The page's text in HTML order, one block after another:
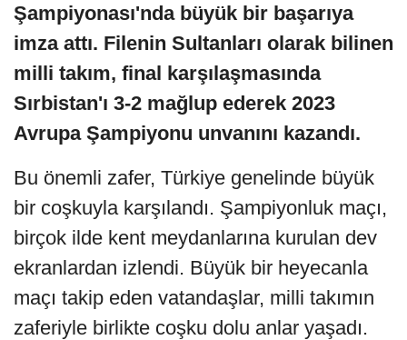
Şampiyonası'nda büyük bir başarıya
imza attı. Filenin Sultanları olarak bilinen
milli takım, final karşılaşmasında
Sırbistan'ı 3-2 mağlup ederek 2023
Avrupa Şampiyonu unvanını kazandı.
Bu önemli zafer, Türkiye genelinde büyük
bir coşkuyla karşılandı. Şampiyonluk maçı,
birçok ilde kent meydanlarına kurulan dev
ekranlardan izlendi. Büyük bir heyecanla
maçı takip eden vatandaşlar, milli takımın
zaferiyle birlikte coşku dolu anlar yaşadı.